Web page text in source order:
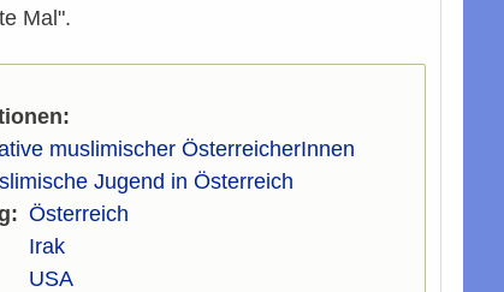
Mal".
muslimischer ÖsterreicherInnen
Jugend in Österreich
Österreich
Irak
USA